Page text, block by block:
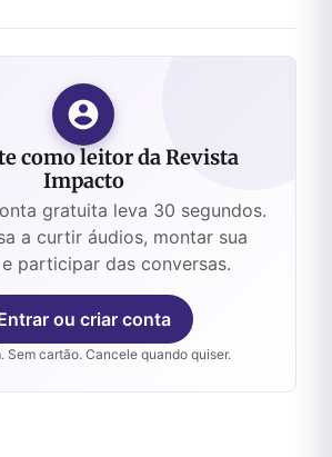
como leitor da Revista
Impacto
gratuita leva 30 segundos.
a curtir áudios, montar sua
participar das conversas.
ou criar conta
Sem cartão. Cancele quando quiser.